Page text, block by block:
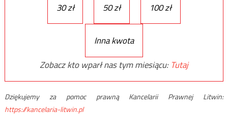
30 zł
50 zł 100 zł
Inna kwota
Zobacz kto wparł nas tym miesiącu: Tutaj
Dziękujemy za pomoc prawną Kancelarii Prawnej Litwin:
https://kancelaria-litwin.pl